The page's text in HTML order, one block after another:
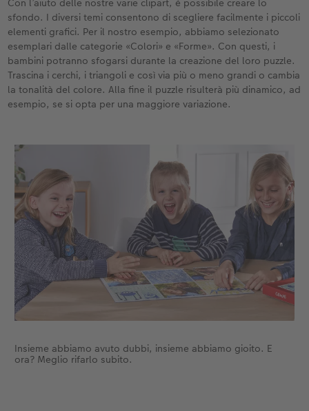
sfondo. I diversi temi consentono di scegliere facilmente i piccoli
elementi grafici. Per il nostro esempio, abbiamo selezionato
esemplari dalle categorie «Colori» e «Forme». Con questi, i
bambini potranno sfogarsi durante la creazione del loro puzzle.
Trascina i cerchi, i triangoli e così via più o meno grandi o cambia
la tonalità del colore. Alla fine il puzzle risulterà più dinamico, ad
esempio, se si opta per una maggiore variazione.
Insieme abbiamo avuto dubbi, insieme abbiamo gioito. E
ora? Meglio rifarlo subito.